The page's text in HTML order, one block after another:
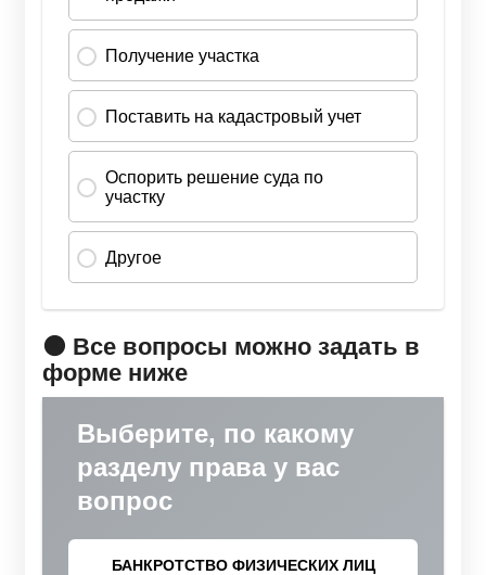
🟠 Все вопросы можно задать в
форме ниже